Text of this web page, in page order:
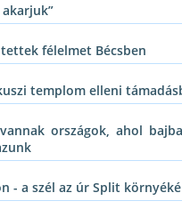
akarjuk”
félelmet Bécsben
templom elleni
országok, ahol
- a szél az úr Split